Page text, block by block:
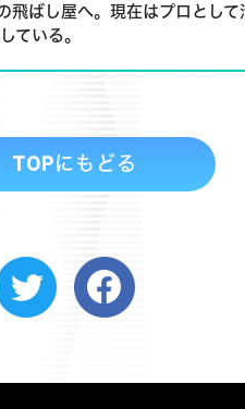
飛ばし屋へ。現在はプロとし
ている。
TOPにもどる